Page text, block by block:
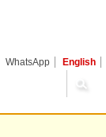
WhatsApp English